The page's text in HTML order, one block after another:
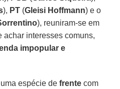
), PT (Gleisi Hoffmann) e o
), reuniram-se em
achar interesses comuns,
impopular e
espécie defrente com